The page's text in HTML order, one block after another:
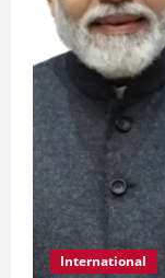
International